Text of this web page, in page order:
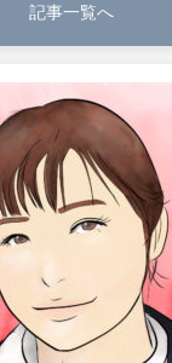
記事一覧へ